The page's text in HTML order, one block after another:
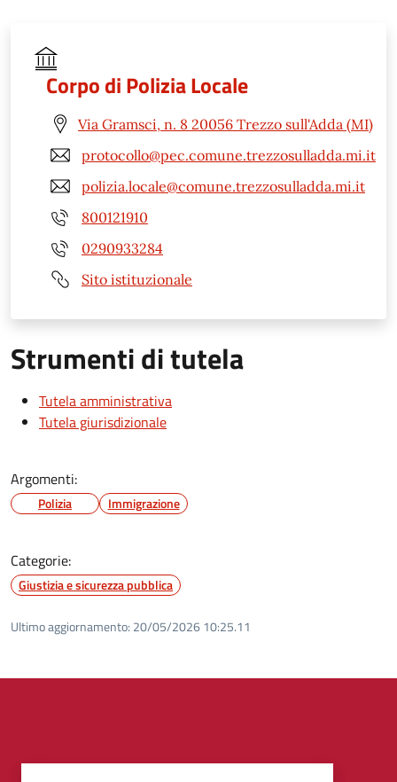
Corpo di Polizia Locale
Via Gramsci, n. 8 20056 Trezzo sull'Adda (MI)
protocollo@pec.comune.trezzosulladda.mi.it
polizia.locale@comune.trezzosulladda.mi.it
800121910
0290933284
Sito istituzionale
Strumenti di tutela
Tutela amministrativa
Tutela giurisdizionale
Argomenti:
Polizia Immigrazione
Categorie:
Giustizia e sicurezza pubblica
Ultimo aggiornamento: 20/05/2026 10:25.11